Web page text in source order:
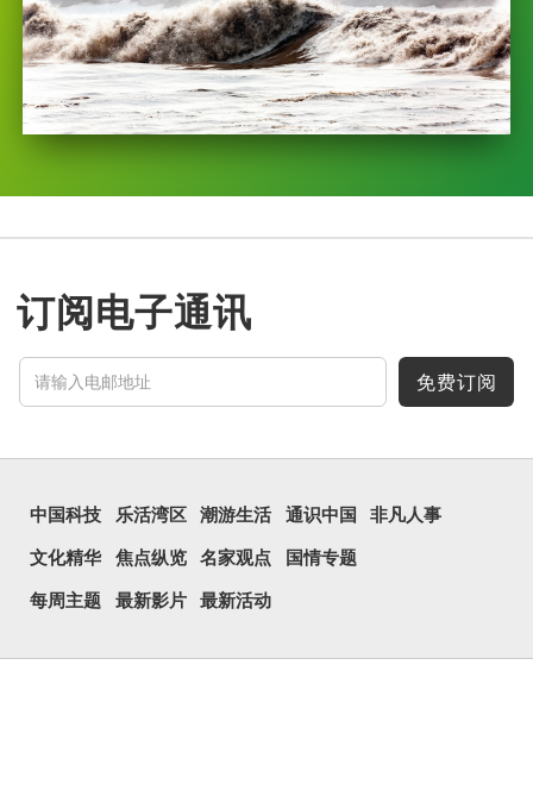
订阅电子通讯
免费订阅
中国科技 乐活湾区 潮游生活 通识中国 非凡人事
文化精华 焦点纵览 名家观点 国情专题
每周主题 最新影片 最新活动